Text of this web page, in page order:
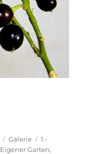
Format
Galerie Kategorien
1.-
Eigener Garten,